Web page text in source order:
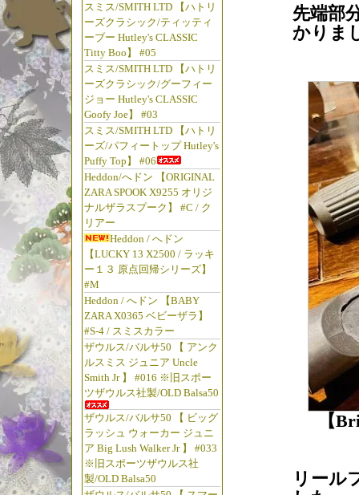
スミス/SMITH LTD 【ハトリ
ーズクラシック/ティッティ
ーブー Hutley's CLASSIC
Titty Boo】 #05
スミス/SMITH LTD 【ハトリ
ーズクラシック/グーフィー
ジョー Hutley's CLASSIC
Goofy Joe】 #03
スミス/SMITH LTD 【ハトリ
ーズ/パフィートップ Hutley's
Puffy Top】 #06
Heddon/へドン 【ORIGINAL
ZARA SPOOK X9255 オリジ
ナルザラスプーク】 #C / ク
リアー
Heddon / へドン
【LUCKY 13 X2500 / ラッキ
ー１３ 原点回帰シリーズ】
#M
Heddon / へドン 【BABY
ZARA X0365 ベビーザラ】
#S-4 / スミスカラー
ザウルス/バルサ50 【 アンク
ルスミス ジュニア Uncle
Smith Jr 】 #016 ※旧スポー
ツザウルス社製/OLD Balsa50
ザウルス/バルサ50 【 ビッグ
ラッシュ ウォーカー ジュニ
ア Big Lush Walker Jr 】 #033
※旧スポーツザウルス社
製/OLD Balsa50
先端部
かりま
【
リール